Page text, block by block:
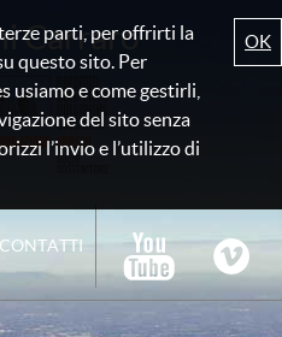
parti, per offrirti la
questo sito. Per
usiamo e come gestirli,
del sito senza
l’invio e l’utilizzo di
OK
Carraro
CONTATTI